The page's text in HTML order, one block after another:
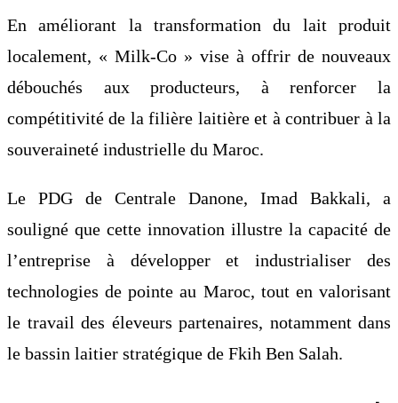
En améliorant la transformation du lait produit
localement, « Milk-Co » vise à offrir de nouveaux
débouchés aux producteurs, à renforcer la
compétitivité de la filière laitière et à contribuer à la
souveraineté industrielle du Maroc.
Le PDG de Centrale Danone, Imad Bakkali, a
souligné que cette innovation illustre la capacité de
l’entreprise à développer et industrialiser des
technologies de pointe au Maroc, tout en valorisant
le travail des éleveurs partenaires, notamment dans
le bassin laitier stratégique de Fkih Ben Salah.